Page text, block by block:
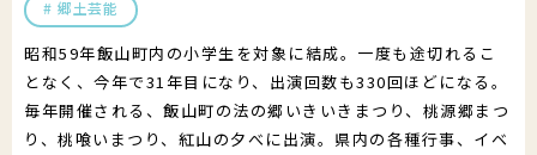
インフォメーション
コラム
イベント
イベント一覧
施設紹介
郷土芸能
昭和59年飯山町内の小学生を対象に結成。一度も途切れるこ
となく、今年で31年目になり、出演回数も330回ほどになる。
毎年開催される、飯山町の法の郷いきいきまつり、桃源郷まつ
り、桃喰いまつり、紅山の夕べに出演。県内の各種行事、イベ